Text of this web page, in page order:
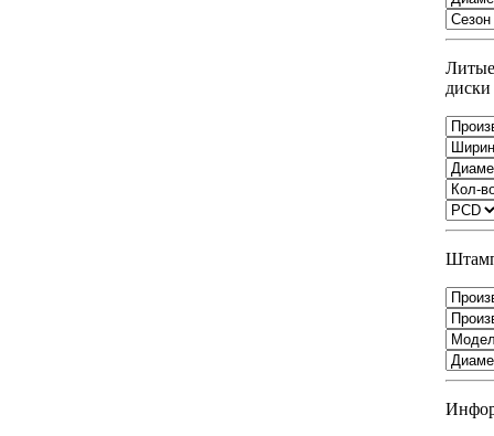
Литые
диски